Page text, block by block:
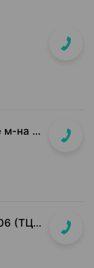
ул. Горецкого, д. 2, пом. 188 (вход возле м-на Миля и Банка РРБ)
пр-т Партизанский, д.150/а, пом. 202-206 (ТЦ "Момо")